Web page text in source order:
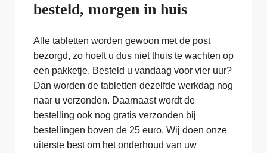
besteld, morgen in huis
Alle tabletten worden gewoon met de post
bezorgd, zo hoeft u dus niet thuis te wachten op
een pakketje. Besteld u vandaag voor vier uur?
Dan worden de tabletten dezelfde werkdag nog
naar u verzonden. Daarnaast wordt de
bestelling ook nog gratis verzonden bij
bestellingen boven de 25 euro. Wij doen onze
uiterste best om het onderhoud van uw